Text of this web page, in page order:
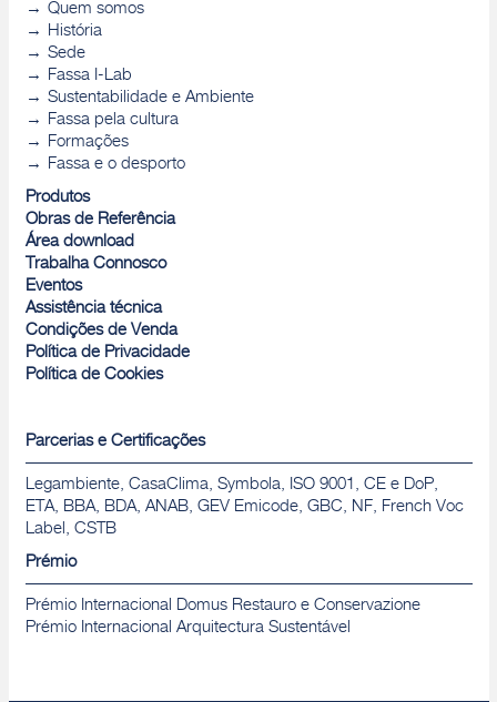
Quem somos
História
Sede
Fassa I-Lab
Sustentabilidade e Ambiente
Fassa pela cultura
Formações
Fassa e o desporto
Produtos
Obras de Referência
Área download
Trabalha Connosco
Eventos
Assistência técnica
Condições de Venda
Política de Privacidade
Política de Cookies
Parcerias e Certificações
Legambiente, CasaClima, Symbola, ISO 9001, CE e DoP,
ETA, BBA, BDA, ANAB, GEV Emicode, GBC, NF, French Voc
Label, CSTB
Prémio
Prémio Internacional Domus Restauro e Conservazione
Prémio Internacional Arquitectura Sustentável